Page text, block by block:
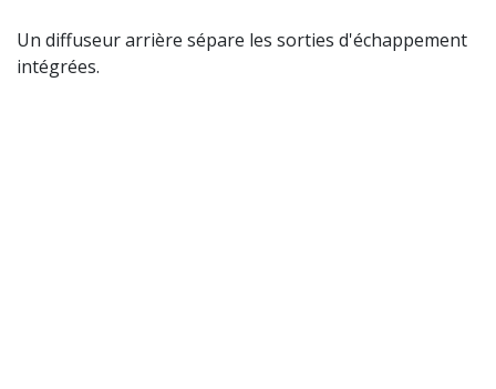
Un diffuseur arrière sépare les sorties d'échappement
intégrées.